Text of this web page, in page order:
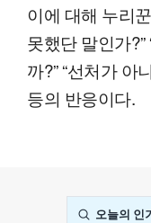
이에 대해 누리
못했단 말인가
까?” “선처가 아
등의 반응이다.